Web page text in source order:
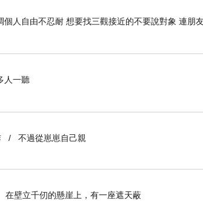
人自由不忍耐 想要找三觀接近的不要說對象 連朋
一聽
/ 不過從崽崽自己親
上，有一座遮天蔽